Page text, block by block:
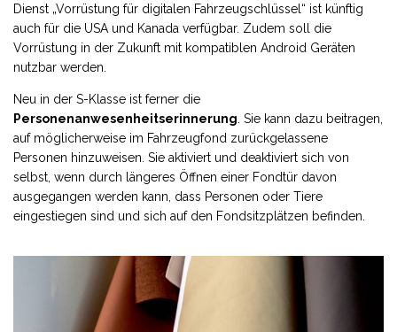
Dienst „Vorrüstung für digitalen Fahrzeugschlüssel“ ist künftig
auch für die USA und Kanada verfügbar. Zudem soll die
Vorrüstung in der Zukunft mit kompatiblen Android Geräten
nutzbar werden.
Neu in der S-Klasse ist ferner die
Personenanwesenheitserinnerung . Sie kann dazu beitragen,
auf möglicherweise im Fahrzeugfond zurückgelassene
Personen hinzuweisen. Sie aktiviert und deaktiviert sich von
selbst, wenn durch längeres Öffnen einer Fondtür davon
ausgegangen werden kann, dass Personen oder Tiere
eingestiegen sind und sich auf den Fondsitzplätzen befinden.